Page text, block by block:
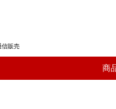
信販売
商